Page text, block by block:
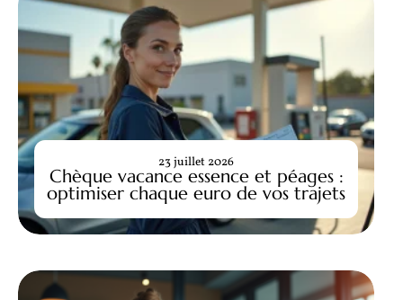
Chèque vacance essence et péages :
optimiser chaque euro de vos trajets
23 juillet 2026